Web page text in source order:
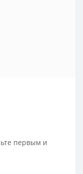
первым и